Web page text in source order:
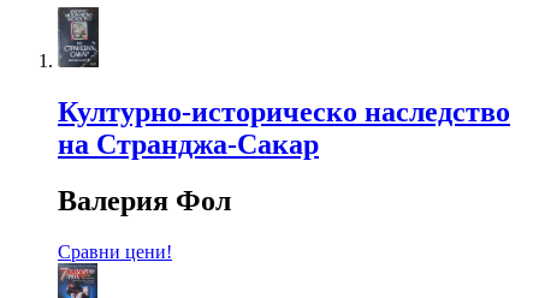
Културно-историческо наследство
на Странджа-Сакар
Валерия Фол
Сравни цени!